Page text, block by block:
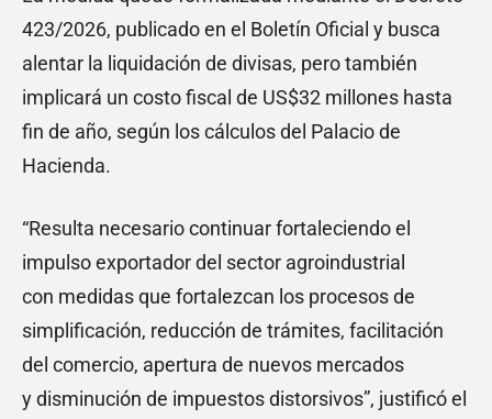
423/2026, publicado en el Boletín Oficial y busca
alentar la liquidación de divisas, pero también
implicará un costo fiscal de US$32 millones hasta
fin de año, según los cálculos del Palacio de
Hacienda.
“Resulta necesario continuar fortaleciendo el
impulso exportador del sector agroindustrial
con medidas que fortalezcan los procesos de
simplificación, reducción de trámites, facilitación
del comercio, apertura de nuevos mercados
y disminución de impuestos distorsivos”, justificó el